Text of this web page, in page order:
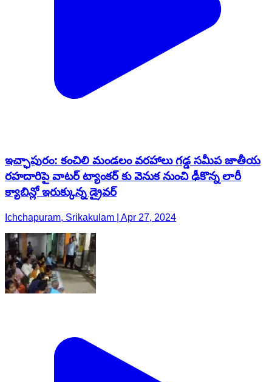
ఇచ్ఛాపురం: కంచిలి మండలం వరహాలు గడ్డ సమీప జాతీయ
రహదారిపై వాటర్ ట్యాంకర్ కు వెనుక నుంచి ఢీకొన్న లారీ
క్యాబిన్లో ఇరుక్కున్న డ్రైవర్
Ichchapuram, Srikakulam | Apr 27, 2024